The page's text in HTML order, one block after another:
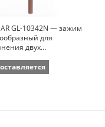
GL-10342N — зажим
для
двух
нержавеющая